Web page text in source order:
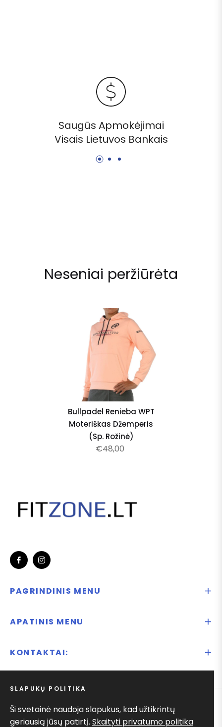
Saugūs Apmokėjimai
Visais Lietuvos Bankais
Neseniai peržiūrėta
Bullpadel Renieba WPT
Moteriškas Džemperis
(sp. Rožinė)
€48,00
Fb Ins
PAGRINDINIS MENU
APATINIS MENU
KONTAKTAI:
© 2025Ify.lt
SLAPUKŲ POLITIKA
Ši svetainė naudoja slapukus, kad užtikrintų
geriausią jūsų patirtį. Skaityti privatumo politika